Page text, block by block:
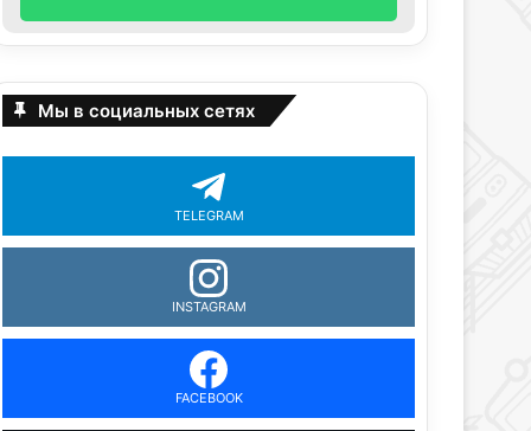
Мы в социальных сетях
TELEGRAM
INSTAGRAM
FACEBOOK